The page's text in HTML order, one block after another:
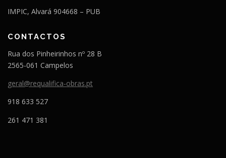
IMPIC, Alvará 904668 – PUB
CONTACTOS
Rua dos Pinheirinhos nº 28 B
2565-061 Campelos
geral@requalifica-obras.pt
918 633 527
261 471 381